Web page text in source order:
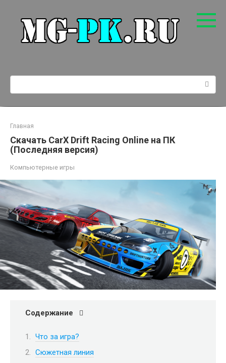
контенту
Поиск:
Главная
Скачать CarX Drift Racing Online на ПК
(Последняя версия)
Компьютерные игры
Содержание
Что за игра?
Сюжетная линия